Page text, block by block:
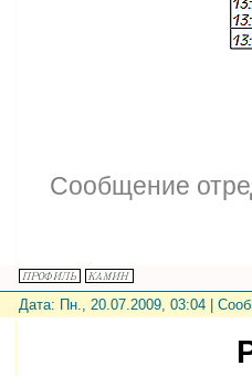
Сообщение
Дата: Пн., 20.07.2009, 03:04 |